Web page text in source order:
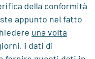
della conformità
appunto nel fatto
una volta
i dati di